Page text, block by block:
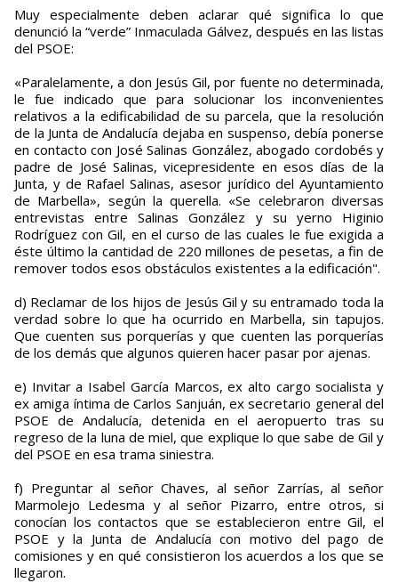
Muy especialmente deben aclarar qué significa lo que
denunció la “verde” Inmaculada Gálvez, después en las listas
del PSOE:
«Paralelamente, a don Jesús Gil, por fuente no determinada,
le fue indicado que para solucionar los inconvenientes
relativos a la edificabilidad de su parcela, que la resolución
de la Junta de Andalucía dejaba en suspenso, debía ponerse
en contacto con José Salinas González, abogado cordobés y
padre de José Salinas, vicepresidente en esos días de la
Junta, y de Rafael Salinas, asesor jurídico del Ayuntamiento
de Marbella», según la querella. «Se celebraron diversas
entrevistas entre Salinas González y su yerno Higinio
Rodríguez con Gil, en el curso de las cuales le fue exigida a
éste último la cantidad de 220 millones de pesetas, a fin de
remover todos esos obstáculos existentes a la edificación".
d) Reclamar de los hijos de Jesús Gil y su entramado toda la
verdad sobre lo que ha ocurrido en Marbella, sin tapujos.
Que cuenten sus porquerías y que cuenten las porquerías
de los demás que algunos quieren hacer pasar por ajenas.
e) Invitar a Isabel García Marcos, ex alto cargo socialista y
ex amiga íntima de Carlos Sanjuán, ex secretario general del
PSOE de Andalucía, detenida en el aeropuerto tras su
regreso de la luna de miel, que explique lo que sabe de Gil y
del PSOE en esa trama siniestra.
f) Preguntar al señor Chaves, al señor Zarrías, al señor
Marmolejo Ledesma y al señor Pizarro, entre otros, si
conocían los contactos que se establecieron entre Gil, el
PSOE y la Junta de Andalucía con motivo del pago de
comisiones y en qué consistieron los acuerdos a los que se
llegaron.